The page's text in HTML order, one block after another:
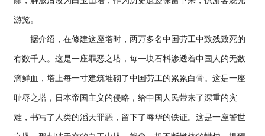
游览。
据介绍，在修建这座塔时，两万多名中国劳工中致残致死的
有数千人。这是一座罪恶之塔，每一块石料渗透着中国人的无数
滴鲜血，塔上每一寸建筑堆砌了中国劳工的累累白骨。这是一座
耻辱之塔，日本帝国主义的侵略，给中国人民带来了深重的灾
难，书写了人类的滔天罪恶，留下了辱华的铁证。这是一座警世